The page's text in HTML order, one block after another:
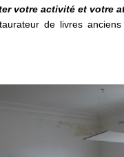
votre activité et votre
de livres